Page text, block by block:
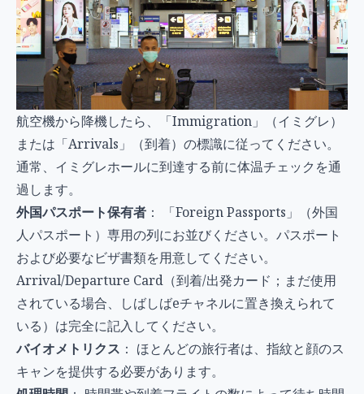
航空機から降機したら、「Immigration」（イミグレ）
または「Arrivals」（到着）の標識に従ってください。
通常、イミグレホールに到達する前に体温チェックを通
過します。
外国パスポート保有者 ： 「Foreign Passports」（外国
人パスポート）専用の列にお並びください。パスポート
および必要なビザ書類を用意してください。
Arrival/Departure Card（到着/出発カード；まだ使用
されている場合、しばしばeチャネルに置き換えられて
いる）は完全に記入してください。
バイオメトリクス ： ほとんどの旅行者は、指紋と顔のス
キャンを提供する必要があります。